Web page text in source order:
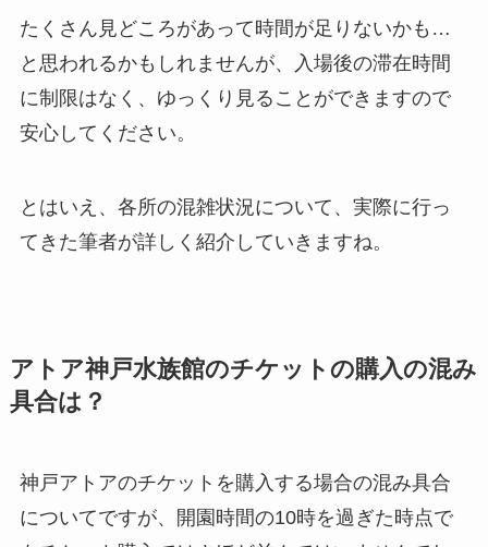
たくさん見どころがあって時間が足りないかも…
と思われるかもしれませんが、入場後の滞在時間
に制限はなく、ゆっくり見ることができますので
安心してください。
とはいえ、各所の混雑状況について、実際に行っ
てきた筆者が詳しく紹介していきますね。
アトア神戸水族館のチケットの購入の混み
具合は？
神戸アトアのチケットを購入する場合の混み具合
についてですが、開園時間の10時を過ぎた時点で